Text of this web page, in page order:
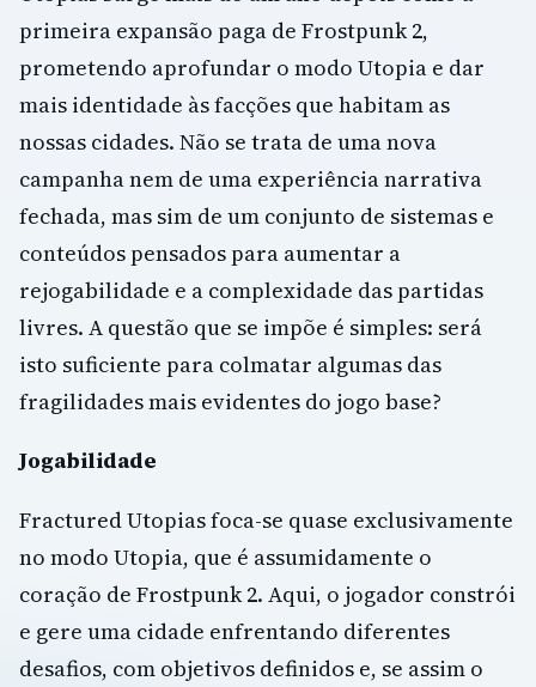
primeira expansão paga de Frostpunk 2,
prometendo aprofundar o modo Utopia e dar
mais identidade às facções que habitam as
nossas cidades. Não se trata de uma nova
campanha nem de uma experiência narrativa
fechada, mas sim de um conjunto de sistemas e
conteúdos pensados para aumentar a
rejogabilidade e a complexidade das partidas
livres. A questão que se impõe é simples: será
isto suficiente para colmatar algumas das
fragilidades mais evidentes do jogo base?
Jogabilidade
Fractured Utopias foca-se quase exclusivamente
no modo Utopia, que é assumidamente o
coração de Frostpunk 2. Aqui, o jogador constrói
e gere uma cidade enfrentando diferentes
desafios, com objetivos definidos e, se assim o